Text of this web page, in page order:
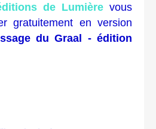
de Lumière vous
gratuitement en version
du Graal - édition